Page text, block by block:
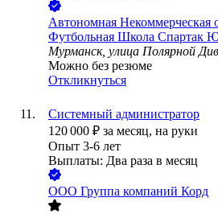
Автономная Некоммерческая
Футбольная Школа Спартак
Мурманск, улица Полярной
Можно без резюме
Откликнуться
Системный администратор
120 000 ₽ за месяц, на руки
Опыт 3-6 лет
Выплаты: Два раза в месяц
ООО Группа компаний Корд